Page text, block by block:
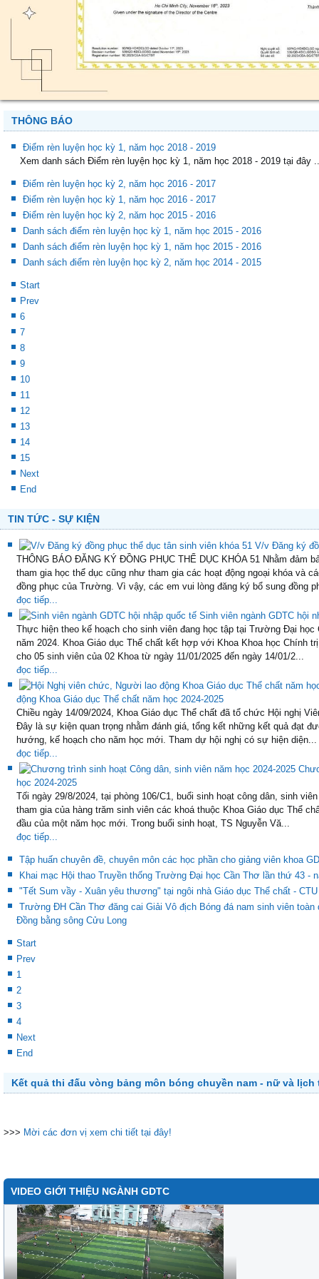
THÔNG BÁO
Điểm rèn luyện học kỳ 1, năm học 2018 - 2019
Xem danh sách Điểm rèn luyện học kỳ 1, năm học 2018 - 2019 tại đây
Điểm rèn luyện học kỳ 2, năm học 2016 - 2017
Điểm rèn luyện học kỳ 1, năm học 2016 - 2017
Điểm rèn luyện học kỳ 2, năm học 2015 - 2016
Danh sách điểm rèn luyện học kỳ 1, năm học 2015 - 2016
Danh sách điểm rèn luyện học kỳ 1, năm học 2015 - 2016
Danh sách điểm rèn luyện học kỳ 2, năm học 2014 - 2015
Start
Prev
6
7
8
9
10
11
12
13
14
15
Next
End
TIN TỨC - SỰ KIỆN
V/v Đăng ký
THÔNG BÁO ĐĂNG KÝ ĐỒNG PHỤC THỂ DỤC KHÓA 51 Nhằm đảm
tham gia học thể dục cũng như tham gia các hoạt động ngoại khóa và
đồng phục của Trường. Vì vậy, các em vui lòng đăng ký bổ sung đồng
đọc tiếp...
Sinh viên ngành GDTC hội
Thực hiện theo kế hoạch cho sinh viên đang học tập tại Trường Đại
năm 2024. Khoa Giáo dục Thể chất kết hợp với Khoa Khoa học Chính
cho 05 sinh viên của 02 Khoa từ ngày 11/01/2025 đến ngày 14/01/2...
đọc tiếp...
động Khoa Giáo dục Thể chất năm học 2024-2025
Chiều ngày 14/09/2024, Khoa Giáo dục Thể chất đã tổ chức Hội nghị
Đây là sự kiện quan trọng nhằm đánh giá, tổng kết những kết quả đạt
hướng, kế hoạch cho năm học mới. Tham dự hội nghị có sự hiện diện...
đọc tiếp...
học 2024-2025
Tối ngày 29/8/2024, tại phòng 106/C1, buổi sinh hoạt công dân, sinh
tham gia của hàng trăm sinh viên các khoá thuộc Khoa Giáo dục Thể
đầu của một năm học mới. Trong buổi sinh hoạt, TS Nguyễn Vă...
đọc tiếp...
Tập huấn chuyên đề, chuyên môn các học phần cho giảng viên khoa
Khai mạc Hội thao Truyền thống Trường Đại học Cần Thơ lần thứ 43 -
"Tết Sum vầy - Xuân yêu thương" tại ngôi nhà Giáo dục Thể chất - CTU
Trường ĐH Cần Thơ đăng cai Giải Vô địch Bóng đá nam sinh viên
Đồng bằng sông Cửu Long
Start
Prev
1
2
3
4
Next
End
Kết quả thi đấu vòng bảng môn bóng chuyền nam - nữ và
>>> Mời các đơn vị xem chi tiết tại đây!
VIDEO GIỚI THIỆU NGÀNH GDTC